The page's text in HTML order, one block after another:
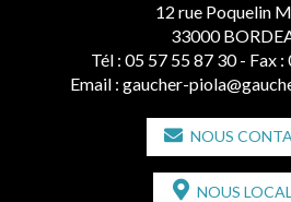
12 rue Poquelin
33000
Tél : 05 57 55 87 30 - Fax :
Email : gaucher-
NOUS
NOUS